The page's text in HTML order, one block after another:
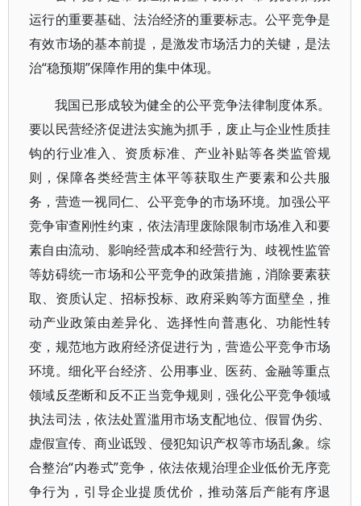
运行的重要基础、法治经济的重要标志。公平竞争是
有效市场的基本前提，是激发市场活力的关键，是法
治“稳预期”保障作用的集中体现。
我国已形成较为健全的公平竞争法律制度体系。
要以民营经济促进法实施为抓手，废止与企业性质挂
钩的行业准入、资质标准、产业补贴等各类监管规
则，保障各类经营主体平等获取生产要素和公共服
务，营造一视同仁、公平竞争的市场环境。加强公平
竞争审查刚性约束，依法清理废除限制市场准入和要
素自由流动、影响经营成本和经营行为、歧视性监管
等妨碍统一市场和公平竞争的政策措施，消除要素获
取、资质认定、招标投标、政府采购等方面壁垒，推
动产业政策由差异化、选择性向普惠化、功能性转
变，规范地方政府经济促进行为，营造公平竞争市场
环境。细化平台经济、公用事业、医药、金融等重点
领域反垄断和反不正当竞争规则，强化公平竞争领域
执法司法，依法处置滥用市场支配地位、假冒伪劣、
虚假宣传、商业诋毁、侵犯知识产权等市场乱象。综
合整治“内卷式”竞争，依法依规治理企业低价无序竞
争行为，引导企业提质优价，推动落后产能有序退